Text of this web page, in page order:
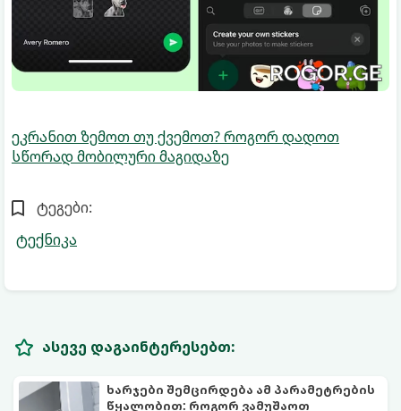
ეკრანით ზემოთ თუ ქვემოთ? როგორ დადოთ
სწორად მობილური მაგიდაზე
ტეგები:
ტექნიკა
ასევე დაგაინტერესებთ:
ხარჯები შემცირდება ამ პარამეტრების
წყალობით: როგორ ვამუშაოთ